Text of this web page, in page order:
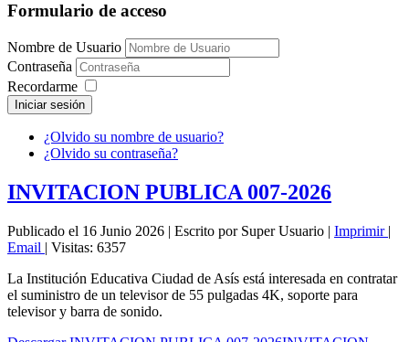
Formulario de acceso
Nombre de Usuario
Contraseña
Recordarme
Iniciar sesión
¿Olvido su nombre de usuario?
¿Olvido su contraseña?
INVITACION PUBLICA 007-2026
Publicado el 16 Junio 2026 | Escrito por Super Usuario | Imprimir |
Email | Visitas: 6357
La Institución Educativa Ciudad de Asís está interesada en contratar
el suministro de un televisor de 55 pulgadas 4K, soporte para
televisor y barra de sonido.